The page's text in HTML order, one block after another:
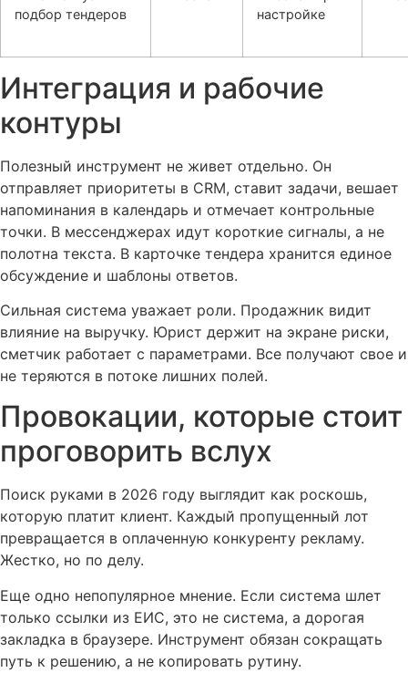
подбор тендеров
настройке
Интеграция и рабочие
контуры
Полезный инструмент не живет отдельно. Он
отправляет приоритеты в CRM, ставит задачи, вешает
напоминания в календарь и отмечает контрольные
точки. В мессенджерах идут короткие сигналы, а не
полотна текста. В карточке тендера хранится единое
обсуждение и шаблоны ответов.
Сильная система уважает роли. Продажник видит
влияние на выручку. Юрист держит на экране риски,
сметчик работает с параметрами. Все получают свое и
не теряются в потоке лишних полей.
Провокации, которые стоит
проговорить вслух
Поиск руками в 2026 году выглядит как роскошь,
которую платит клиент. Каждый пропущенный лот
превращается в оплаченную конкуренту рекламу.
Жестко, но по делу.
Еще одно непопулярное мнение. Если система шлет
только ссылки из ЕИС, это не система, а дорогая
закладка в браузере. Инструмент обязан сокращать
путь к решению, а не копировать рутину.